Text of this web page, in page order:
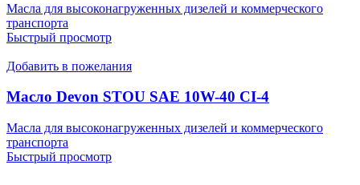
Масла для высоконагруженных дизелей и коммерческого
транспорта
Быстрый просмотр
Добавить в пожелания
Масло Devon STOU SAE 10W-40 CI-4
Масла для высоконагруженных дизелей и коммерческого
транспорта
Быстрый просмотр